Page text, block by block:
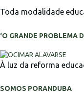
Toda modalidade
‘O GRANDE PROBLEMA
À luz da reforma
SOMOS PORANDUBA